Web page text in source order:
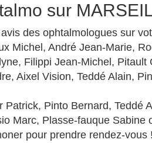
sur
des ophtalmologues sur
Michel, André Jean-Marie,
Filippi Jean-Michel,
Aixel Vision, Teddé Alain,
Pinto Bernard, Teddé
Marc, Plasse-fauque
pour prendre rendez-